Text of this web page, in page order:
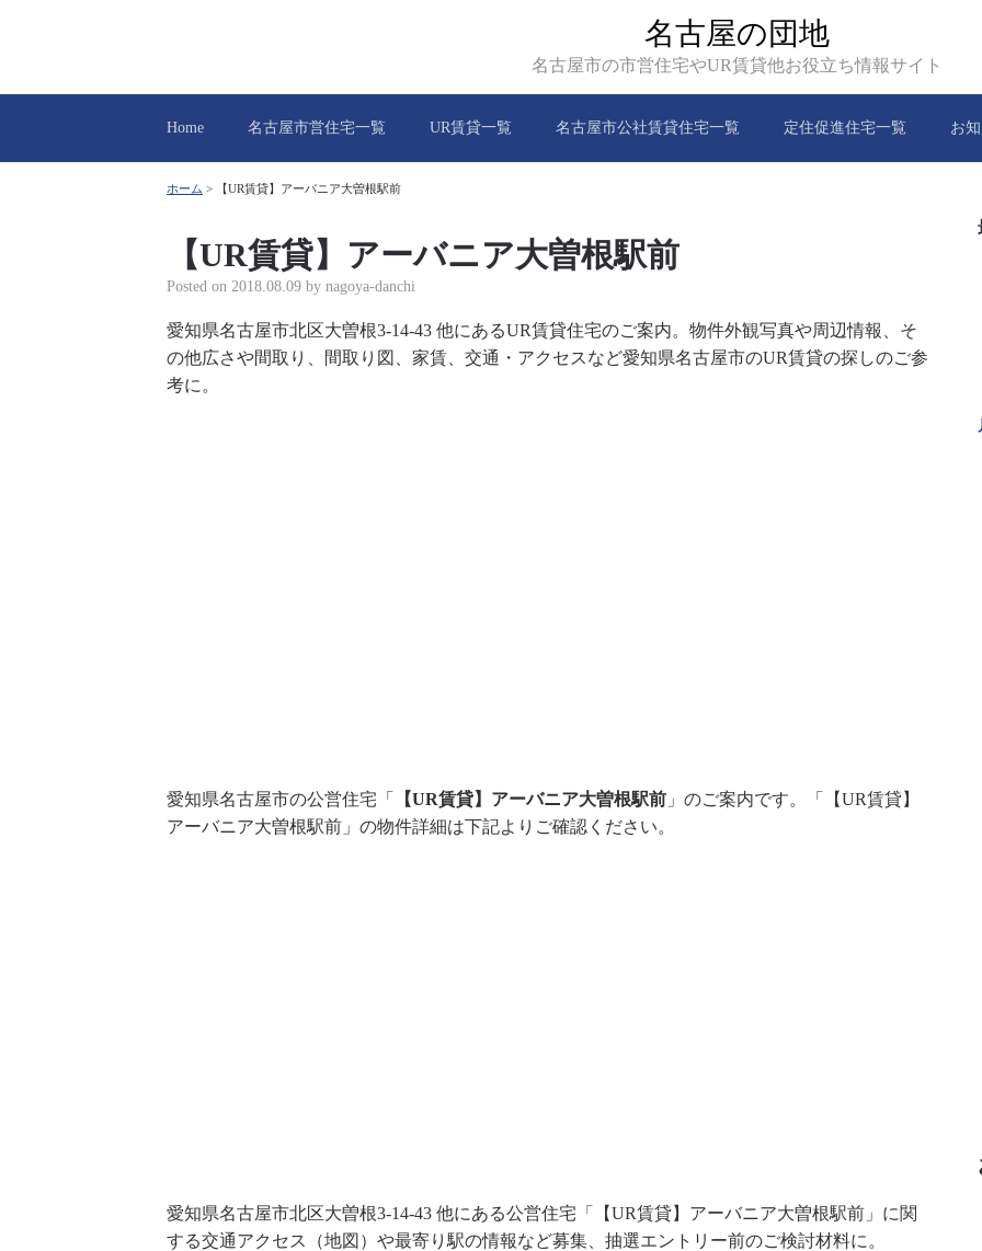
名古屋の団地
名古屋市の市営住宅やUR賃貸他お役立ち情報サイト
Home 名古屋市営住宅一覧 UR賃貸一覧 名古屋市公社賃貸住宅一覧 定住促進住宅一覧 お
ホーム > 【UR賃貸】アーバニア大曽根駅前
【UR賃貸】アーバニア大曽根駅前
Posted on 2018.08.09 by nagoya-danchi
愛知県名古屋市北区大曽根3-14-43 他にあるUR賃貸住宅のご案内。物件外観写真や周辺情報、そ
の他広さや間取り、間取り図、家賃、交通・アクセスなど愛知県名古屋市のUR賃貸の探しのご参
考に。
愛知県名古屋市の公営住宅「 【UR賃貸】アーバニア大曽根駅前 」のご案内です。「【UR賃貸】
アーバニア大曽根駅前」の物件詳細は下記よりご確認ください。
愛知県名古屋市北区大曽根3-14-43 他にある公営住宅「【UR賃貸】アーバニア大曽根駅前」に関
する交通アクセス（地図）や最寄り駅の情報など募集、抽選エントリー前のご検討材料に。